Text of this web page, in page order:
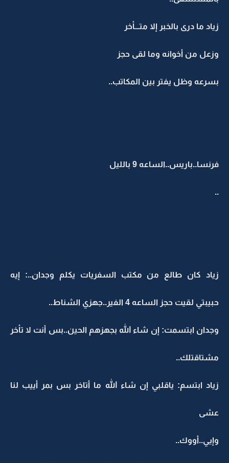
زياد ما درى بالخبر إلا متـــأخر
وزعل من أخوانه وما لقى حجز
بسرعه وظل يفتر بين المكاتب..
فرنسا..باريس..الساعه 9 بالليل
..
زياد كان طالع من مكتب السفريات يكلم وجدان..: إيه
حبيبتي لقيت حجز الساعه 4 الفير..جهزي الشناط..
وجدان ابتسمت: إن شاء الله بجهزهم الحين..بس أنت لا تأخر
مشتاقتلك..
زياد ابتسم: ياقلبي إن شاء الله ما أتاخر بس بمر أييب لنا
عشى
وإيي..أووك..